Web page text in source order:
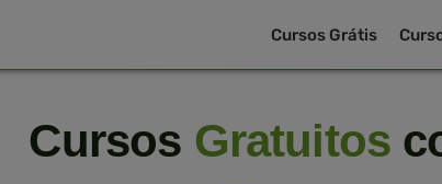
Cursos Grátis
Cursos Gratuitos